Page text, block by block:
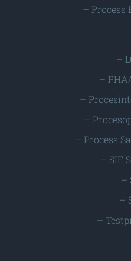
– Process
–
–
–
–
– Process
– SIF
–
–
–